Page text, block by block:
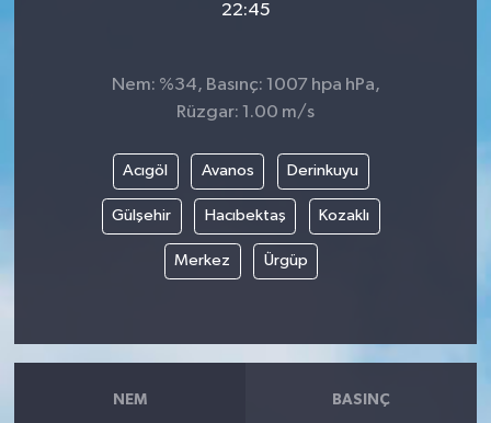
22:45
Nem: %34, Basınç: 1007 hpa hPa,
Rüzgar: 1.00 m/s
Acıgöl Avanos Derinkuyu
Gülşehir Hacıbektaş Kozaklı
Merkez Ürgüp
NEM BASINÇ